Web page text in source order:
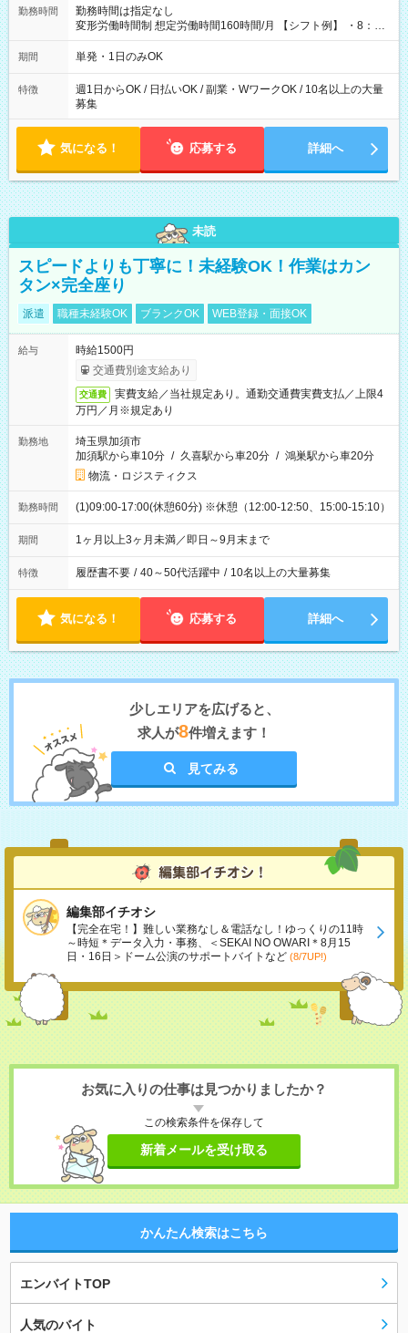
勤務時間
勤務時間は指定なし
変形労働時間制 想定労働時間160時間/月 【シフト例】 ・8：00
～21：00
期間 単発・1日のみOK
特徴
週1日からOK / 日払いOK / 副業・WワークOK / 10名以上の大量
募集
気になる！ 応募する 詳細へ
未読
スピードよりも丁寧に！未経験OK！作業はカン
タン×完全座り
派遣 職種未経験OK ブランクOK WEB登録・面接OK
給与
時給1500円
交通費別途支給あり
交通費
実費支給／当社規定あり。通勤交通費実費支払／上限4
万円／月※規定あり
勤務地
埼玉県加須市
加須駅から車10分 / 久喜駅から車20分 / 鴻巣駅から車20分
物流・ロジスティクス
勤務時間 (1)09:00-17:00(休憩60分) ※休憩（12:00-12:50、15:00-15:10）
期間 1ヶ月以上3ヶ月未満／即日～9月末まで
特徴 履歴書不要 / 40～50代活躍中 / 10名以上の大量募集
気になる！ 応募する 詳細へ
少しエリアを広げると、
求人が8件増えます！
見てみる
編集部イチオシ
【完全在宅！】難しい業務なし＆電話なし！ゆっくりの11時
～時短＊データ入力・事務、＜SEKAI NO OWARI＊8月15
日・16日＞ドーム公演のサポートバイトなど (8/7UP!)
お気に入りの仕事は見つかりましたか？
この検索条件を保存して
新着メールを受け取る
かんたん検索はこちら
エンバイトTOP
人気のバイト